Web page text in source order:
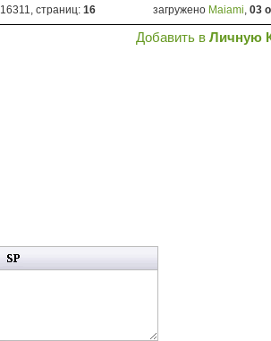
страниц: 16 загружено Maiami, 03
Добавить в Личную